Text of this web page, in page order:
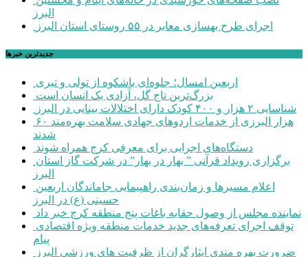
البرز
اجرای طرح بهسازی معابر در ۵۵ روستای استان البرز
جديدترين خبرها
اربعین امسال؛ جلوه‌ای باشکوه از تولی و تبری
بزرگ‌ترین تاج گل، آزادی یک انسان است
شناسایی ۲ هزار و ۴۰۰ کودک دارای اختلالات بینایی در البرز
۶۰ هزار البرزی از خدمات اردوهای جهادی سلامت بهره‌مند
شدند
دستگاه‌های اجرایی برای معرفی کرج همراه شوند
البرز
حسینی (ع) در البرز
نماینده مجلس از وصول حقابه باغات پنج منطقه کرج خبر داد
پیام
ضرورت بهره مندی ایثارگران از ظرفیت های ورزشی البرز